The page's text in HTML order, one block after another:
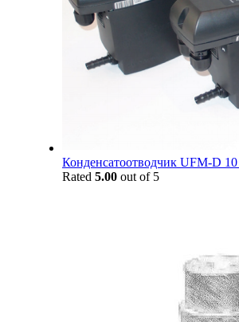
Конденсатоотводчик UFM-D
Rated 5.00 out of 5